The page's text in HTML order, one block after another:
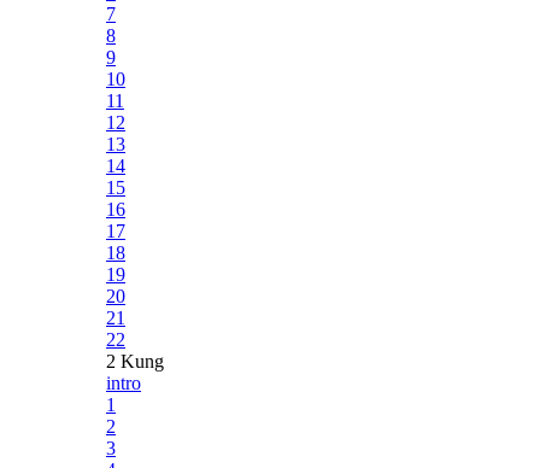
7
8
9
10
11
12
13
14
15
16
17
18
19
20
21
22
2 Kung
intro
1
2
3